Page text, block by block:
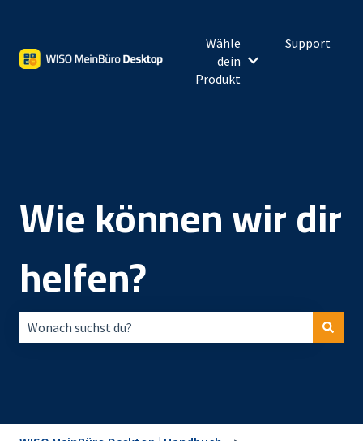
Wähle
dein
Produkt
Untermenü für
Support
Wie können wir dir
helfen?